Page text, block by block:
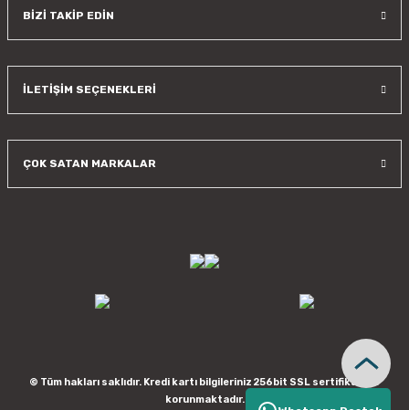
BİZİ TAKİP EDİN
İLETİŞİM SEÇENEKLERİ
ÇOK SATAN MARKALAR
© Tüm hakları saklıdır. Kredi kartı bilgileriniz 256bit SSL sertifikası ile
korunmaktadır.